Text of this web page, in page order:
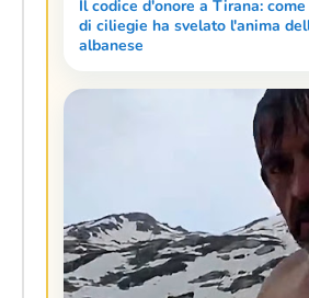
Il codice d'onore a Tirana:
di ciliegie ha svelato l'anima
albanese